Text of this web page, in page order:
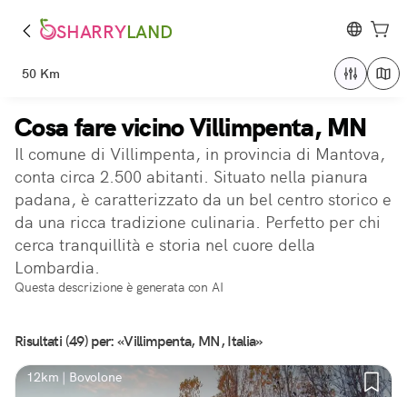
SHARRYLAND
50 Km
Cosa fare vicino Villimpenta, MN
Il comune di Villimpenta, in provincia di Mantova,
conta circa 2.500 abitanti. Situato nella pianura
padana, è caratterizzato da un bel centro storico e
da una ricca tradizione culinaria. Perfetto per chi
cerca tranquillità e storia nel cuore della
Lombardia.
Questa descrizione è generata con AI
Risultati (49) per: «Villimpenta, MN, Italia»
12km | Bovolone